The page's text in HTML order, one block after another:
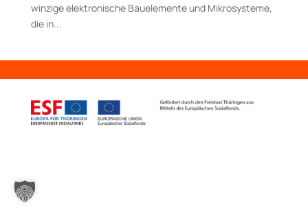
winzige elektronische Bauelemente und Mikrosysteme,
die in...